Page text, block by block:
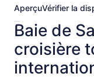
AperçuVérifier la
Baie de
croisière